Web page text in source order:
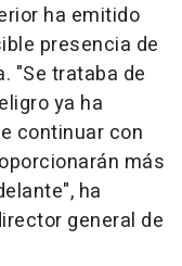
ha emitido
presencia de
"Se trataba de
ya ha
continuar con
más
ha
general de